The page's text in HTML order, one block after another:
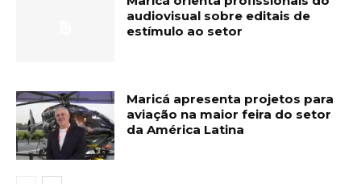
audiovisual sobre editais de
estímulo ao setor
Maricá apresenta projetos para
aviação na maior feira do setor
da América Latina